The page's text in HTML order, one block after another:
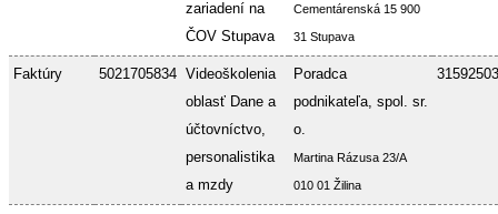
zariadení na
ČOV Stupava
Cementárenská 15 900
31 Stupava
Faktúry 5021705834 Videoškolenia
oblasť Dane a
účtovníctvo,
personalistika
a mzdy
Poradca
podnikateľa, spol. sr.
o.
Martina Rázusa 23/A
010 01 Žilina
31592503